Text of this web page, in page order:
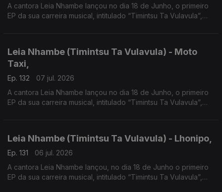
A cantora Leia Nhambe lançou no dia 18 de Junho, o primeiro
EP da sua carreira musical, intitulado “Timintsu Ta Vulavula”,
Leia Nhambe (Timintsu Ta Vulavula) - Moto
Taxi,
Ep. 132
07 jul. 2026
A cantora Leia Nhambe lançou no dia 18 de Junho, o primeiro
EP da sua carreira musical, intitulado “Timintsu Ta Vulavula”,
Leia Nhambe (Timintsu Ta Vulavula) - Lhonipo,
Ep. 131
06 jul. 2026
A cantora Leia Nhambe lançou, no dia 18 de Junho o primeiro
EP da sua carreira musical, intitulado “Timintsu Ta Vulavula”,